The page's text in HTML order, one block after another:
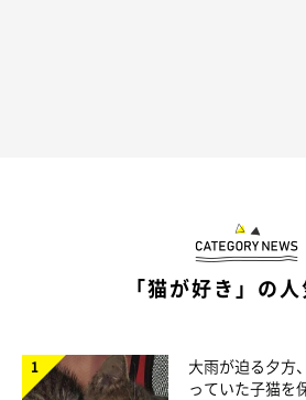
「猫が好き」の
大雨が迫る夕方
っていた子猫